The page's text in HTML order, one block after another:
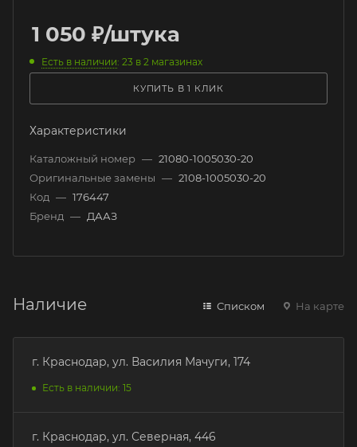
1 050 ₽/штука
Есть в наличии: 23 в 2 магазинах
КУПИТЬ В 1 КЛИК
Характеристики
Каталожный номер — 21080-1005030-20
Оригинальные замены — 2108-1005030-20
Код — 176447
Бренд — ДААЗ
Наличие Списком На карте
г. Краснодар, ул. Василия Мачуги, 174
Есть в наличии: 15
г. Краснодар, ул. Северная, 446